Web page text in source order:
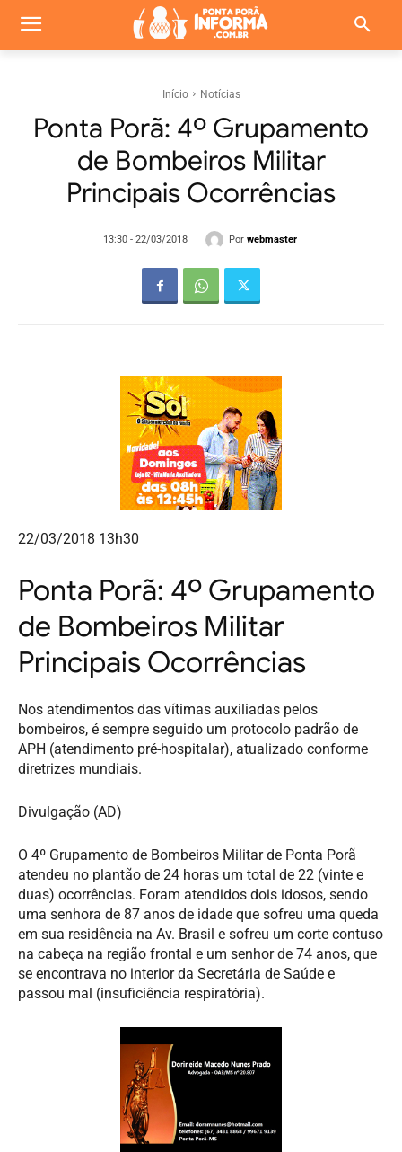
Início Notícias
Ponta Porã: 4º Grupamento
de Bombeiros Militar
Principais Ocorrências
13:30 - 22/03/2018 Por webmaster
22/03/2018 13h30
Ponta Porã: 4º Grupamento
de Bombeiros Militar
Principais Ocorrências
Nos atendimentos das vítimas auxiliadas pelos
bombeiros, é sempre seguido um protocolo padrão de
APH (atendimento pré-hospitalar), atualizado conforme
diretrizes mundiais.
Divulgação (AD)
O 4º Grupamento de Bombeiros Militar de Ponta Porã
atendeu no plantão de 24 horas um total de 22 (vinte e
duas) ocorrências. Foram atendidos dois idosos, sendo
uma senhora de 87 anos de idade que sofreu uma queda
em sua residência na Av. Brasil e sofreu um corte contuso
na cabeça na região frontal e um senhor de 74 anos, que
se encontrava no interior da Secretária de Saúde e
passou mal (insuficiência respiratória).